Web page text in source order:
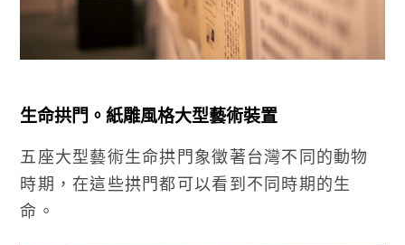
生命拱門。紙雕風格大型藝術裝置
五座大型藝術生命拱門象徵著台灣不同的動物
時期，在這些拱門都可以看到不同時期的生
命。